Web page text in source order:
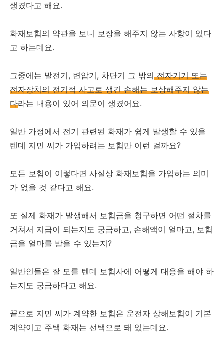
생겼다고 해요.
화재보험의 약관을 보니 보장을 해주지 않는 사항이 있다
고 하는데요.
그중에는 발전기, 변압기, 차단기 그 밖의전자기기 또는
전자장치의 전기적 사고로 생긴 손해는 보상해주지 않는
다라는 내용이 있어 의문이 생겼어요.
일반 가정에서 전기 관련된 화재가 쉽게 발생할 수 있을
텐데 지민 씨가 가입하려는 보험만 이런 걸까요?
모든 보험이 이렇다면 사실상 화재보험을 가입하는 의미
가 없을 것 같다고 해요.
또 실제 화재가 발생해서 보험금을 청구하면 어떤 절차를
거쳐서 지급이 되는지도 궁금하고, 손해액이 얼마고, 보험
금을 얼마를 받을 수 있는지?
일반인들은 잘 모를 텐데 보험사에 어떻게 대응을 해야 하
는지도 궁금하다고 해요.
끝으로 지민 씨가 계약한 보험은 운전자 상해보험이 기본
계약이고 주택 화재는 선택으로 돼 있는데요.